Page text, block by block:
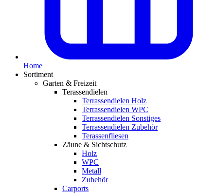
Home
Sortiment
Garten & Freizeit
Terassendielen
Terrassendielen Holz
Terrassendielen WPC
Terrassendielen Sonstiges
Terrassendielen Zubehör
Terassenfliesen
Zäune & Sichtschutz
Holz
WPC
Metall
Zubehör
Carports